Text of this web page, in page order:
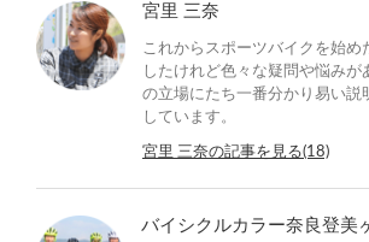
宮里 三奈
これからスポーツバイクを始め
したけれど色々な疑問や悩みが
の立場にたち一番分かり易い説
しています。
宮里 三奈の記事を見る(18)
バイシクルカラー奈良登美